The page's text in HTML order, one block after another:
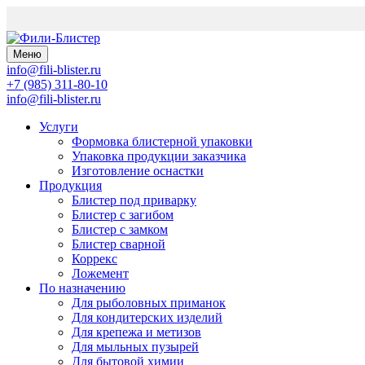
Меню
info@fili-blister.ru
+7 (985) 311-80-10
info@fili-blister.ru
Услуги
Формовка блистерной упаковки
Упаковка продукции заказчика
Изготовление оснастки
Продукция
Блистер под приварку
Блистер с загибом
Блистер с замком
Блистер сварной
Коррекс
Ложемент
По назначению
Для рыболовных приманок
Для кондитерских изделий
Для крепежа и метизов
Для мыльных пузырей
Для бытовой химии